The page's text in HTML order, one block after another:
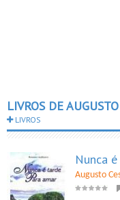
LIVROS DE
LIVROS
Nunca
Augusto